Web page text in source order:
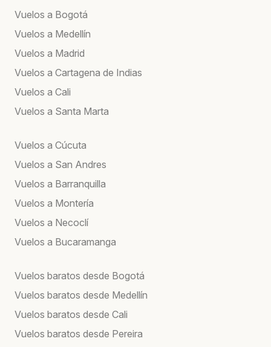
Vuelos a Bogotá
Vuelos a Medellín
Vuelos a Madrid
Vuelos a Cartagena de Indias
Vuelos a Cali
Vuelos a Santa Marta
Vuelos a Cúcuta
Vuelos a San Andres
Vuelos a Barranquilla
Vuelos a Montería
Vuelos a Necoclí
Vuelos a Bucaramanga
Vuelos baratos desde Bogotá
Vuelos baratos desde Medellín
Vuelos baratos desde Cali
Vuelos baratos desde Pereira